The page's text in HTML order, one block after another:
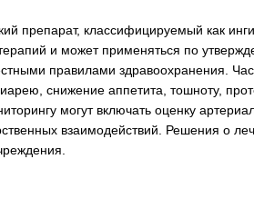
препарат, классифицируемый как
и может применяться по
правилами здравоохранения.
снижение аппетита, тошноту,
могут включать оценку
взаимодействий. Решения о